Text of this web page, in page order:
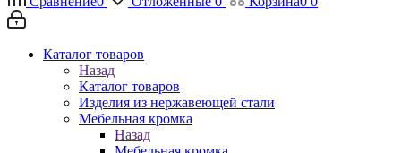
Каталог товаров
Назад
Каталог товаров
Изделия из нержавеющей стали
Мебельная кромка
Назад